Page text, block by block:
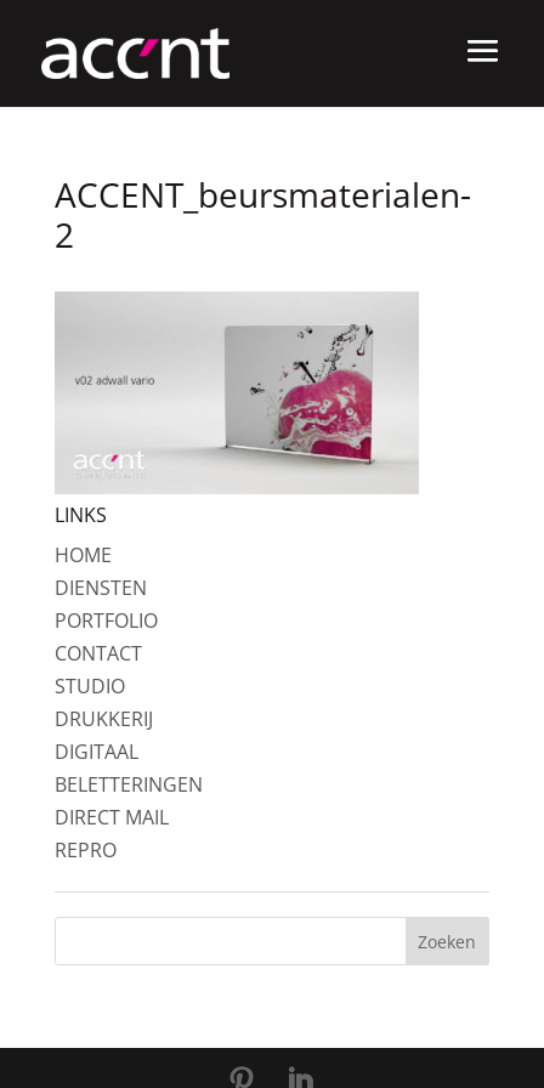
ACCENT_beursmaterialen-
2
LINKS
HOME
DIENSTEN
PORTFOLIO
CONTACT
STUDIO
DRUKKERIJ
DIGITAAL
BELETTERINGEN
DIRECT MAIL
REPRO